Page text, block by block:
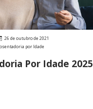
26 de outubro de 2021
por Idade
Por Idade 2025